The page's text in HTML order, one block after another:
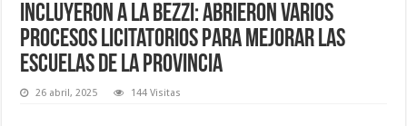
Incluyeron a la Bezzi: abrieron varios
procesos licitatorios para mejorar las
escuelas de la provincia
26 abril, 2025 144 Visitas